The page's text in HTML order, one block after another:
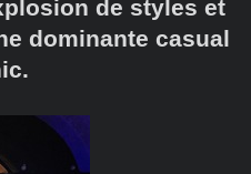
de styles et
dominante casual